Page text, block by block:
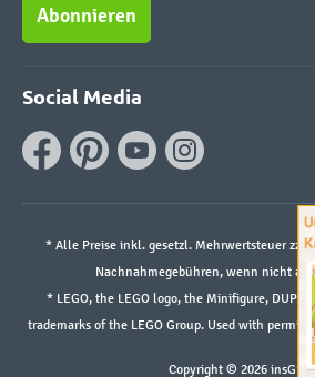
Abonnieren
Social Media
* Alle Preise inkl. gesetzl. Mehrwertsteuer
Nachnahmegebühren, wenn nicht
* LEGO, the LEGO logo, the Minifigure,
trademarks of the LEGO Group. Used with
Copyright © 2026